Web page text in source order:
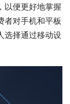
以便更好地掌握
者对手机和平板
选择通过移动设